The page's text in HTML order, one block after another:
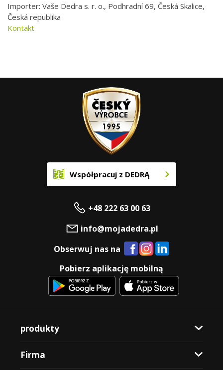
Importer: Vaše Dedra s. r. o., Podhradní 69, Česká Skalice,
Česká republika
Kontakt
Współpracuj z DEDRĄ
+48 222 63 00 63
info@mojadedra.pl
Obserwuj nas na
Pobierz aplikację mobilną
produkty
Firma